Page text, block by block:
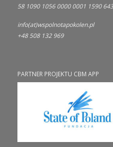
58 1090 1056 0000 0001 1590
info(at)wspolnotapokolen.pl
+48 508 132 969
PARTNER PROJEKTU CBM APP